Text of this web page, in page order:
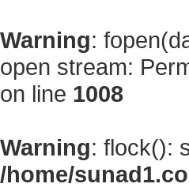
Warning:
open stream:
on line 1008
Warning: flock():
/home/